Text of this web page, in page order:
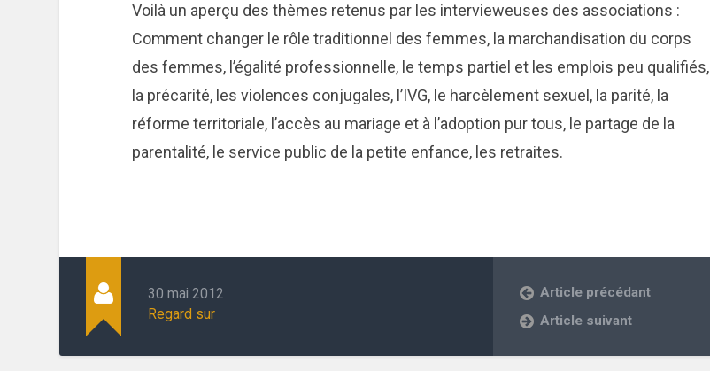
Voilà un aperçu des thèmes retenus par les intervieweuses des associations :
Comment changer le rôle traditionnel des femmes, la marchandisation du corps
des femmes, l’égalité professionnelle, le temps partiel et les emplois peu qualifiés,
la précarité, les violences conjugales, l’IVG, le harcèlement sexuel, la parité, la
réforme territoriale, l’accès au mariage et à l’adoption pur tous, le partage de la
parentalité, le service public de la petite enfance, les retraites.
30 mai 2012
Regard sur
Article précédant
Article suivant